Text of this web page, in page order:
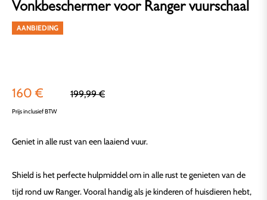
Vonkbeschermer voor Ranger vuurschaal
AANBIEDING
160 €
Normale
199,99 €
Geniet in alle rust van een laaiend vuur.
Shield is het perfecte hulpmiddel om in alle rust te genieten van de
tijd rond uw Ranger. Vooral handig als je kinderen of huisdieren hebt,